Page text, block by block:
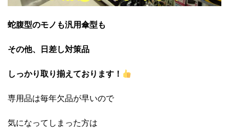
蛇腹型のモノも汎用傘型も
その他、日差し対策品
しっかり取り揃えております！
専用品は毎年欠品が早いので
気になってしまった方は